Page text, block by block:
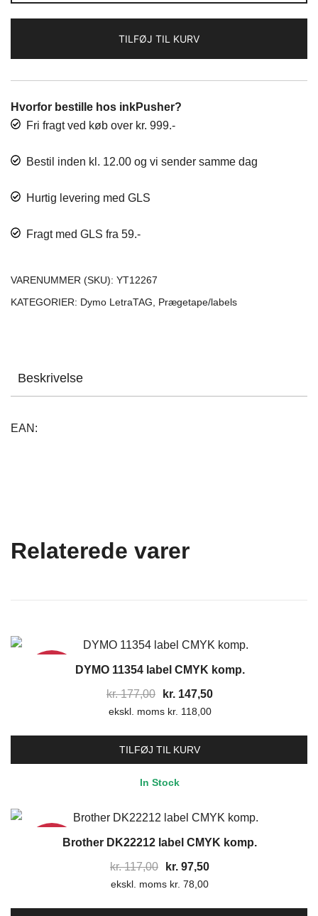
tape
komp.
antal
TILFØJ TIL KURV
Hvorfor bestille hos inkPusher?
Fri fragt ved køb over kr. 999.-
Bestil inden kl. 12.00 og vi sender samme dag
Hurtig levering med GLS
Fragt med GLS fra 59.-
VARENUMMER (SKU): YT12267
KATEGORIER: Dymo LetraTAG Prægetape/labels
Beskrivelse
EAN:
Relaterede varer
DYMO 11354 label CMYK komp.
kr.177,00
Den
oprindelige
var:
kr. 177,00.
kr. 147,50Den
kr. 147,50.
ekskl. moms kr. 118,00
TILFØJ TIL KURV
In Stock
17%Brother DK22212 label CMYK komp.
kr.117,00
Den
oprindelige
kr. 97,50Den
ekskl. moms kr. 78,00